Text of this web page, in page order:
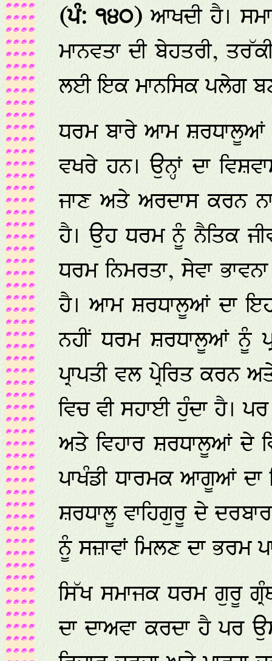
(ਪੰ: ੧੪੦) ਆਖਦੀ ਹੈ।
ਮਾਨਵਤਾ ਦੀ ਬੇਹਤਰੀ,
ਲਈ ਇਕ ਮਾਨਸਿਕ ਪਲੇਗ
ਧਰਮ ਬਾਰੇ ਆਮ
ਵਖਰੇ ਹਨ। ਉਨ੍ਹਾਂ ਦਾ
ਜਾਣ ਅਤੇ ਅਰਦਾਸ ਕਰਨ
ਹੈ। ਉਹ ਧਰਮ ਨੂੰ ਨੈਤਿਕ
ਧਰਮ ਨਿਮਰਤਾ, ਸੇਵਾ
ਹੈ। ਆਮ ਸ਼ਰਧਾਲੂਆਂ ਦਾ
ਨਹੀਂ ਧਰਮ ਸ਼ਰਧਾਲੂਆਂ ਨੂੰ
ਪ੍ਰਾਪਤੀ ਵਲ ਪ੍ਰੇਰਿਤ ਕਰਨ
ਵਿਚ ਵੀ ਸਹਾਈ ਹੁੰਦਾ ਹੈ।
ਅਤੇ ਵਿਹਾਰ ਸ਼ਰਧਾਲੂਆਂ ਦੇ
ਪਾਖੰਡੀ ਧਾਰਮਕ ਆਗੂਆਂ ਦਾ
ਸ਼ਰਧਾਲੂ ਵਾਹਿਗੁਰੂ ਦੇ
ਨੂੰ ਸਜ਼ਾਵਾਂ ਮਿਲਣ ਦਾ ਭਰਮ
ਸਿੱਖ ਸਮਾਜਕ ਧਰਮ ਗੁਰੂ
ਦਾ ਦਾਅਵਾ ਕਰਦਾ ਹੈ ਪਰ